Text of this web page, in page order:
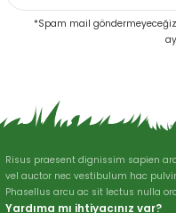
Bu ürüne benzer farklı
*Spam mail
Risus praesent dignissim sapien
vel auctor nec vestibulum hac
Phasellus arcu ac sit lectus nulla
Yardıma mı ihtiyacınız var?